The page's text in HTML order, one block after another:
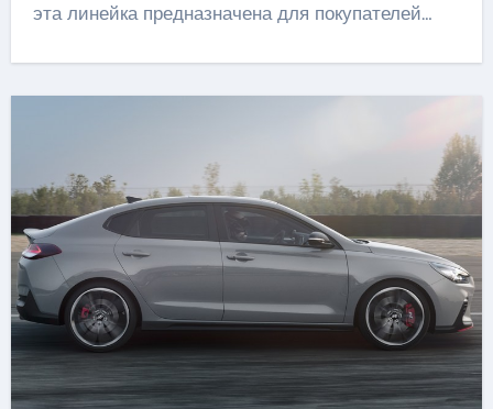
эта линейка предназначена для покупателей…